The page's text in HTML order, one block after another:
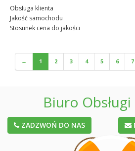
Obsługa klienta
Jakość samochodu
Stosunek cena do jakości
← 1 2 3 4 5 6 7
Biuro
ZADZWOŃ DO NAS